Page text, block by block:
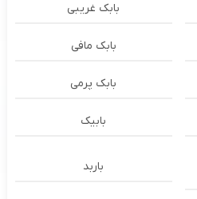
بابک غریبی
بابک مافی
بابک پرمی
بابیک
باربد